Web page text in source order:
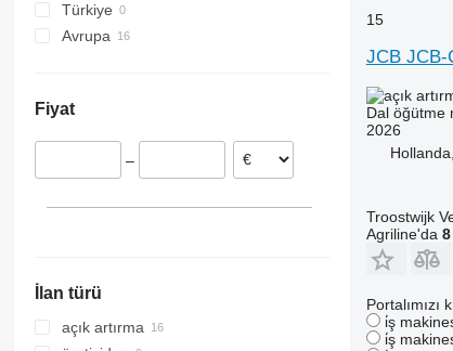
Türkiye
Avrupa
Fiyat
–
İlan türü
açık artırma
15
JCB JCB-
Dal öğütme
2026
Troostwijk
Agriline'da 8
Portalımızı
i̇ş
i̇ş